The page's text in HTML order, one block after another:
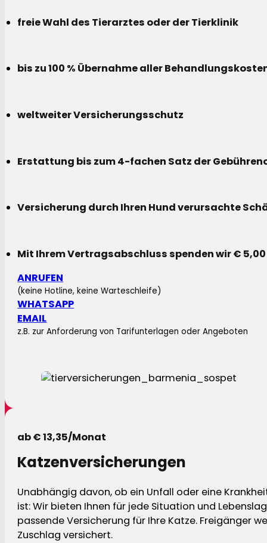
freie Wahl des Tierarztes oder der Tierklinik
bis zu 100 % Übernahme aller
weltweiter Versicherungsschutz
Erstattung bis zum 4-fachen Satz der
Versicherung durch Ihren Hund verursachte
Mit Ihrem Vertragsabschluss spenden wir €
ANRUFEN
(keine Hotline, keine Warteschleife)
WHATSAPP
EMAIL
z.B. zur Anforderung von Tarifunterlagen oder Angeboten
ab € 13,35/Monat
Katzenversicherungen
Unabhängig davon, ob ein Unfall oder eine
ist: Wir bieten Ihnen für jede Situation und
passende Versicherung für Ihre Katze. Freigänger
Zuschlag versichert.